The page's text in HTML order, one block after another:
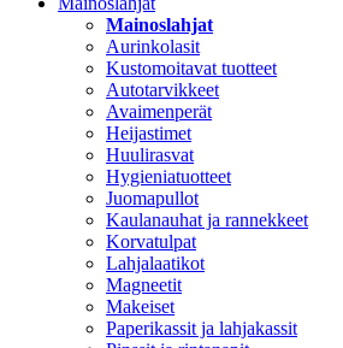
Mainoslahjat
Aurinkolasit
Kustomoitavat tuotteet
Autotarvikkeet
Avaimenperät
Heijastimet
Huulirasvat
Hygieniatuotteet
Juomapullot
Kaulanauhat ja rannekkeet
Korvatulpat
Lahjalaatikot
Magneetit
Makeiset
Paperikassit ja lahjakassit